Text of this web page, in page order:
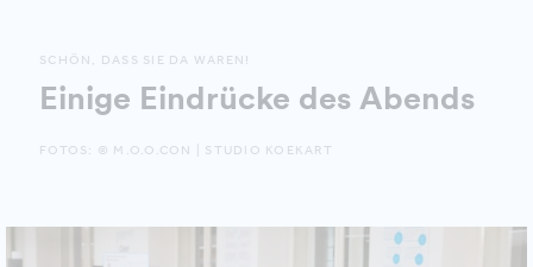
SCHÖN, DASS SIE DA WAREN!
Einige Eindrücke des Abends
FOTOS: © M.O.O.CON | STUDIO KOEKART